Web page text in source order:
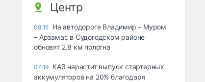
Центр
08:15 На автодороге Владимир – Муром
– Арзамас в Судогодском районе
обновят 2,8 км полотна
07:19 КАЗ нарастит выпуск стартерных
аккумуляторов на 20% благодаря